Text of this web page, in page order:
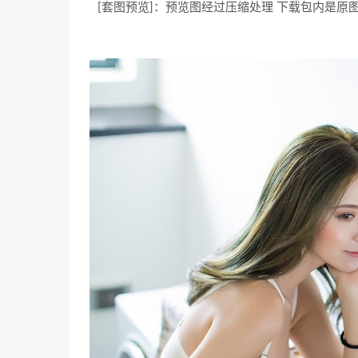
[套图预览]：预览图经过压缩处理 下载包内是原